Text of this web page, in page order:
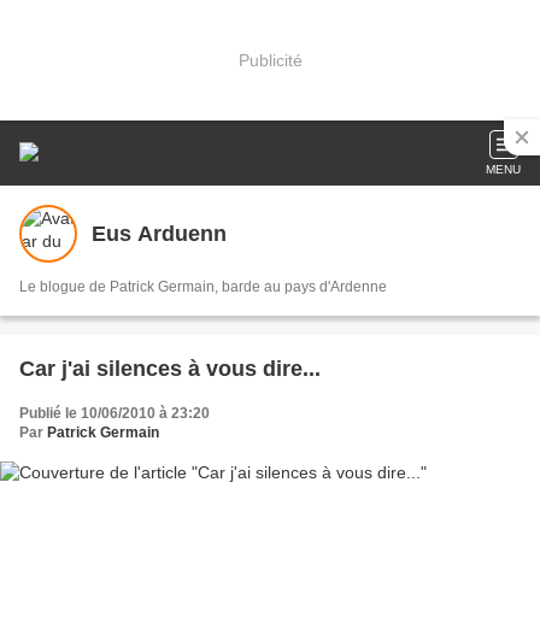
Publicité
MENU
Eus Arduenn
Le blogue de Patrick Germain, barde au pays d'Ardenne
Car j'ai silences à vous dire...
Publié le 10/06/2010 à 23:20
Par Patrick Germain